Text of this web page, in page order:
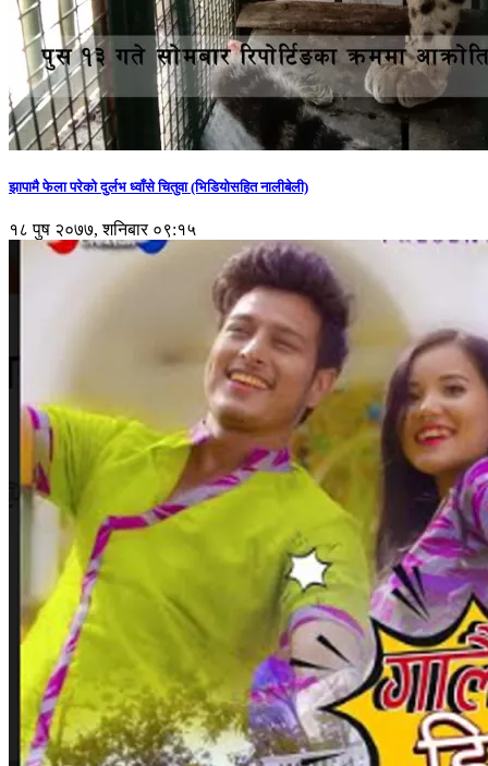
झापामै फेला परेको दुर्लभ ध्वाँसे चितुवा (भिडियोसहित नालीबेली)
१८ पुष २०७७, शनिबार ०९:१५